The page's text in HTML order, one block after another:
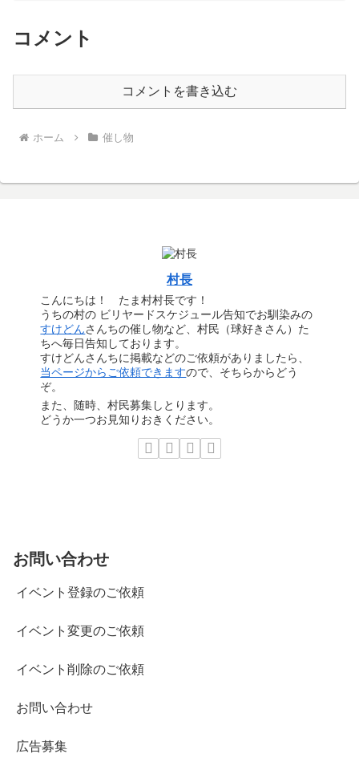
コメント
コメントを書き込む
ホーム 催し物
村長
こんにちは！ たま村村長です！
うちの村の ビリヤードスケジュール告知でお馴染みの
すけどんさんちの催し物など、村民（球好きさん）た
ちへ毎日告知しております。
すけどんさんちに掲載などのご依頼がありましたら、
当ページからご依頼できますので、そちらからどう
ぞ。
また、随時、村民募集しとります。
どうか一つお見知りおきください。
お問い合わせ
イベント登録のご依頼
イベント変更のご依頼
イベント削除のご依頼
お問い合わせ
広告募集